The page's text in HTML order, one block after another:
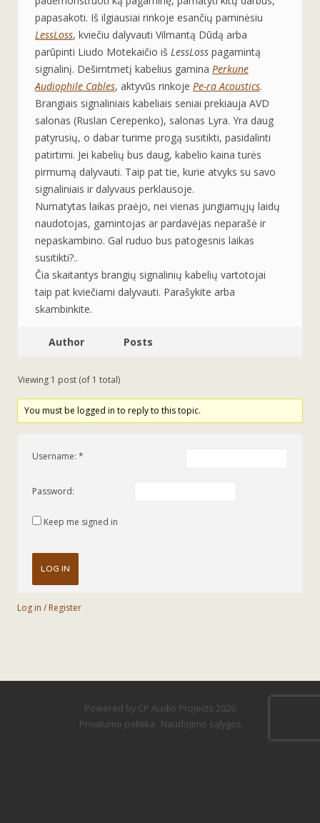
papasakoti. Iš ilgiausiai rinkoje esančių paminėsiu
LessLoss, kviečiu dalyvauti Vilmantą Dūdą arba
parūpinti Liudo Motekaičio iš LessLoss pagamintą
signalinį. Dešimtmetį kabelius gamina Perkune
Audiophile Cables, aktyvūs rinkoje Pe-ra Acoustics.
Brangiais signaliniais kabeliais seniai prekiauja AVD
salonas (Ruslan Cerepenko), salonas Lyra. Yra daug
patyrusių, o dabar turime progą susitikti, pasidalinti
patirtimi. Jei kabelių bus daug, kabelio kaina turės
pirmumą dalyvauti. Taip pat tie, kurie atvyks su savo
signaliniais ir dalyvaus perklausoje.
Numatytas laikas praėjo, nei vienas jungiamųjų laidų
naudotojas, gamintojas ar pardavėjas neparašė ir
nepaskambino. Gal ruduo bus patogesnis laikas
susitikti?..
Čia skaitantys brangių signalinių kabelių vartotojai
taip pat kviečiami dalyvauti. Parašykite arba
skambinkite.
Author Posts
Viewing 1 post (of 1 total)
You must be logged in to reply to this topic.
Username:
Password:
Keep me signed in
LOG IN
Log in / Register
Powered by CP Audio Projects 2026
Privatumo politika Naudojimo sąlygos